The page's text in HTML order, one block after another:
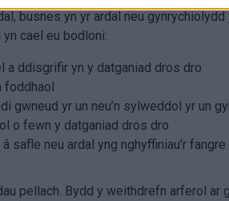
busnes yn yr ardal neu gynrychiolydd
cael eu bodloni:
a ddisgrifir yn y datganiad dros dro
foddhaol
gwneud yr un neu’n sylweddol yr un
o fewn y datganiad dros dro
safle neu ardal yng nghyffiniau’r
pellach. Bydd y weithdrefn arferol ar